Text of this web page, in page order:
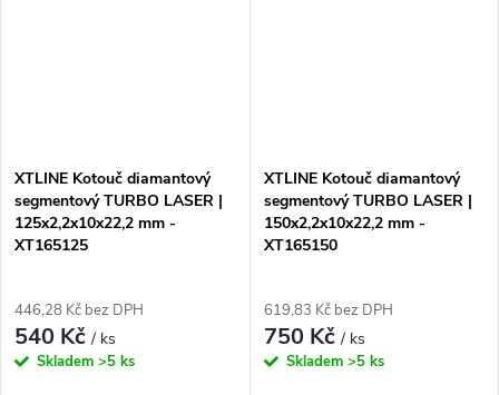
XTLINE Kotouč diamantový
segmentový TURBO LASER |
125x2,2x10x22,2 mm -
XT165125
446,28 Kč bez DPH
540 Kč/ ks
Skladem >5 ks
XTLINE Kotouč diamantový
segmentový TURBO LASER |
150x2,2x10x22,2 mm -
XT165150
619,83 Kč bez DPH
750 Kč/ ks
Skladem >5 ks